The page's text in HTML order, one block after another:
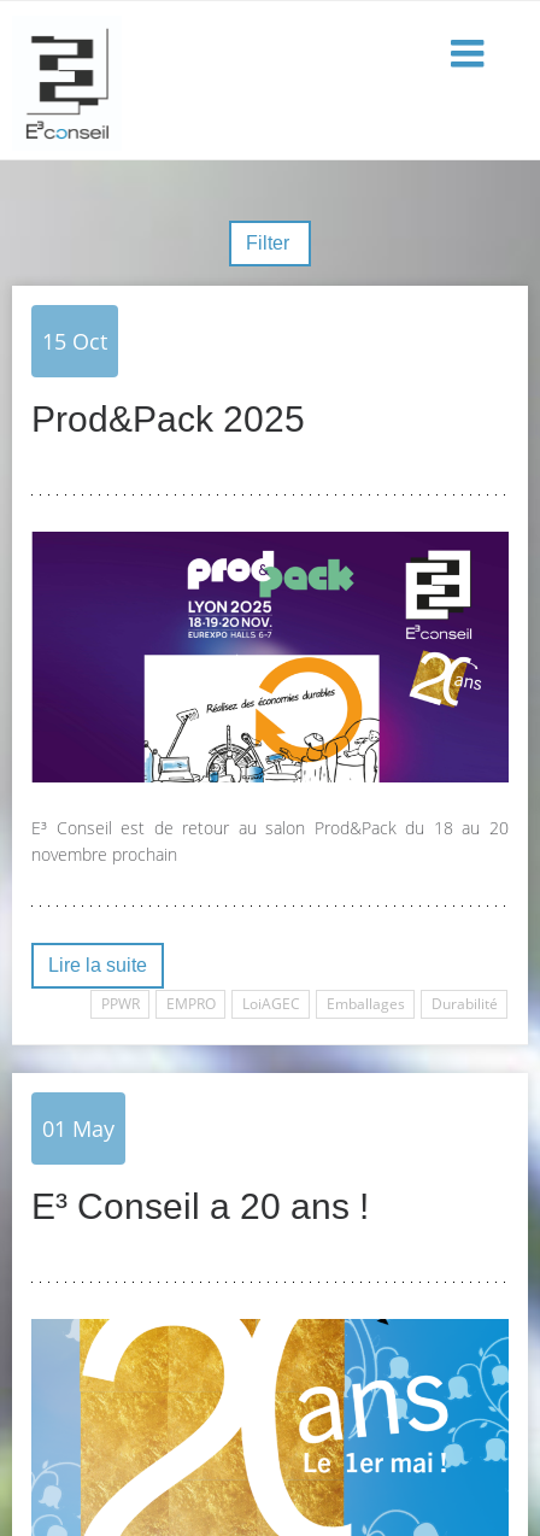
15 Oct
Prod&Pack 2025
E³ Conseil est de retour au salon Prod&Pack du 18 au 20
novembre prochain
Lire la suite
PPWR
EMPRO LoiAGEC Emballages Durabilité
01 May
E³ Conseil a 20 ans !
Filter